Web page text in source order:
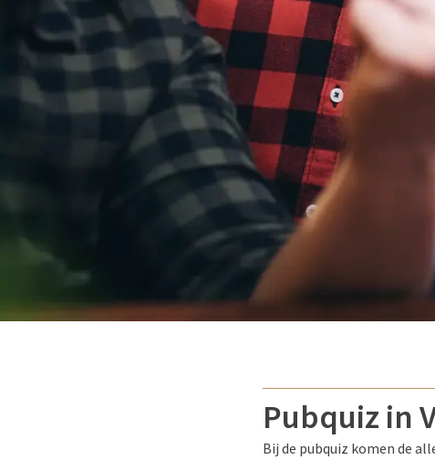
Pubquiz in
Bij de pubquiz komen de